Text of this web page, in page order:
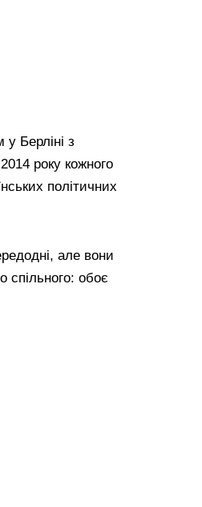
Берліні з
року кожного
політичних
але вони
спільного: обоє